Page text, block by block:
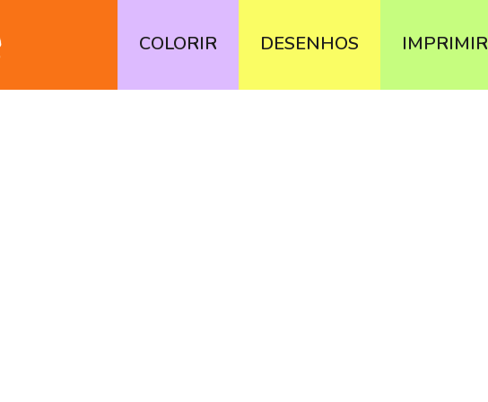
COLORIR DESENHOS IMPRIMIR